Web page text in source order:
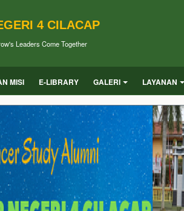
4 CILACAP
Leaders Come Together
MISI E-LIBRARY GALERI LAYANAN